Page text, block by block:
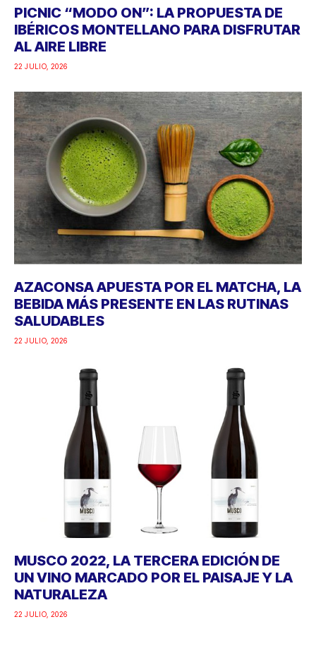
PICNIC “MODO ON”: LA PROPUESTA DE
IBÉRICOS MONTELLANO PARA DISFRUTAR
AL AIRE LIBRE
22 JULIO, 2026
AZACONSA APUESTA POR EL MATCHA, LA
BEBIDA MÁS PRESENTE EN LAS RUTINAS
SALUDABLES
22 JULIO, 2026
MUSCO 2022, LA TERCERA EDICIÓN DE
UN VINO MARCADO POR EL PAISAJE Y LA
NATURALEZA
22 JULIO, 2026